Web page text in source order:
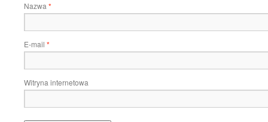
Nazwa *
E-mail *
Witryna internetowa